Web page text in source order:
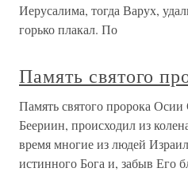
Иерусалима, тогда Варух,
горько плакал. По
Память святого
Память святого пророка
Беериин, происходил из
время многие из людей
истинного Бога и, забыв Его